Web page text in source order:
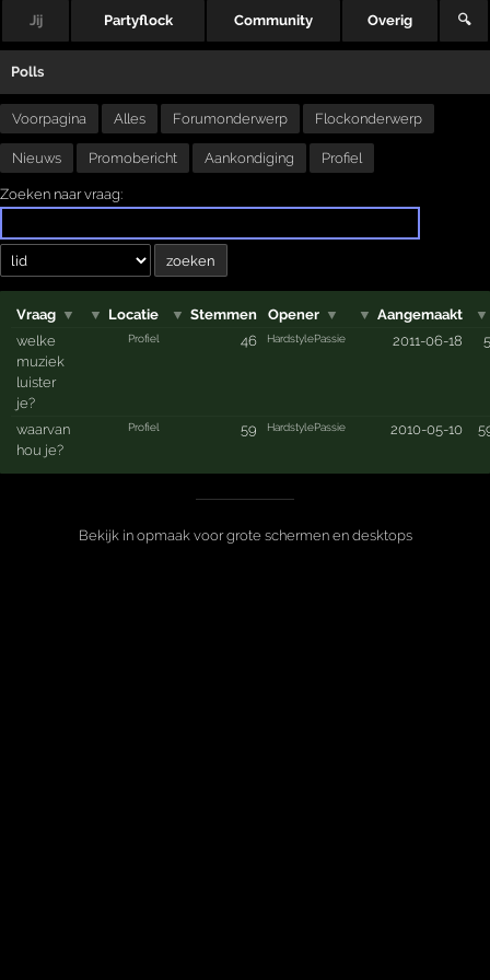
Jij Partyflock Community Overig 🔍
Polls
Voorpagina Alles Forumonderwerp Flockonderwerp
Nieuws Promobericht Aankondiging Profiel
Zoeken naar vraag:
Vraag ▼ ▼ Locatie ▼ Stemmen Opener ▼ ▼ Aangemaakt
▼
welke
muziek
luister
je?
Profiel 46 HardstylePassie 2011-06-18
waarvan
hou je?
Profiel 59 HardstylePassie 2010-05-10
Bekijk in opmaak voor grote schermen en desktops